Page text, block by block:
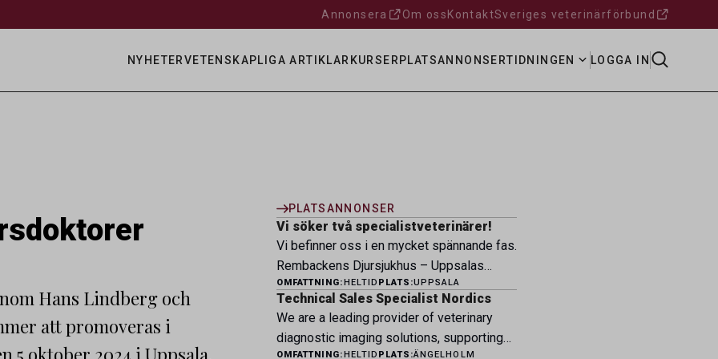
Annonsera Om oss KontaktSveriges veterinärförbund
NYHETERVETENSKAPLIGA ARTIKLAR KURSER PLATSANNONSERTIDNINGEN LOGGA IN
Hans Lindberg och
att promoveras i
5 oktober 2024 i Uppsala.
PLATSANNONSER
Vi söker två specialistveterinärer!
Vi befinner oss i en mycket spännande fas.
Rembackens Djursjukhus – Uppsalas
ledande djursjukhus – expanderar nu sin
specialistverksamhet och söker
legitimerade veterinärer med
specialistkompetens som vill vara med
OMFATTNING:HELTID PLATS:UPPSALA
Technical Sales Specialist Nordics
We are a leading provider of veterinary
diagnostic imaging solutions, supporting
OMFATTNING:HELTID PLATS:ÄNGELHOLM